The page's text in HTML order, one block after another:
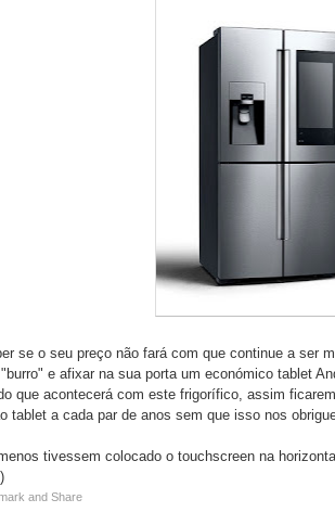
se o seu preço não fará com que continue a ser
e afixar na sua porta um económico tablet
que acontecerá com este frigorífico, assim
tablet a cada par de anos sem que isso nos
tivessem colocado o touchscreen na